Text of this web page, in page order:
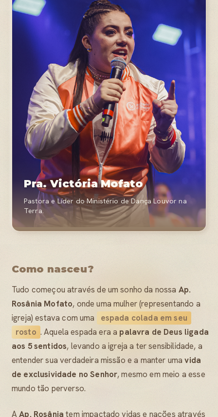
Pra. Victória Mofato
Pastora e Líder do Ministério de Dança Louvor na
Terra.
Como nasceu?
Tudo começou através de um sonho da nossa Ap.
Rosânia Mofato, onde uma mulher (representando a
igreja) estava com uma
espada colada em seu
rosto . Aquela espada era a palavra de Deus ligada
aos 5 sentidos, levando a igreja a ter sensibilidade, a
entender sua verdadeira missão e a manter umavida
de exclusividade no Senhor, mesmo em meio a esse
mundo tão perverso.
AAp. Rosânia tem impactado vidas e nações através